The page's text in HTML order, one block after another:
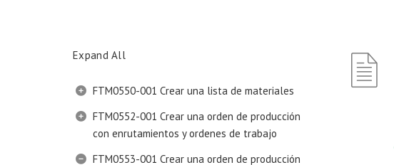
Expand All
FTM0550-001 Crear una lista de materiales
FTM0552-001 Crear una orden de producción
con enrutamientos y ordenes de trabajo
FTM0553-001 Crear una orden de producción